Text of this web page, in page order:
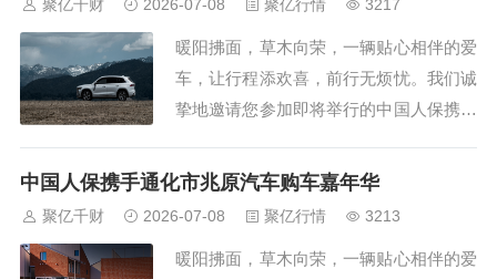
地进入本次车展直播间。无需再为赶赴车
展现场而奔波...
聚亿千财 2026-07-08 聚亿行情 3217
暖阳拂面，草木向荣，一辆贴心相伴的爱
车，让行程添欢喜，前行无烦忧。我们诚
挚地邀请您参加即将举行的中国人保携手
动。在这里，您将领略到不一样的参观体
进入本次车展直播间。无需再为赶赴车展
中国人保携手通化市兆原汽车购车嘉年华
聚亿千财 2026-07-08 聚亿行情 3213
暖阳拂面，草木向荣，一辆贴心相伴的爱